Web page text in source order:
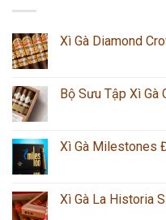
Xì Gà Diamond
Bộ Sưu Tập Xì
Xì Gà Milestones
Xì Gà La Historia